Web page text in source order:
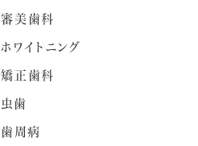
審美歯科
ホワイトニング
矯正歯科
虫歯
歯周病